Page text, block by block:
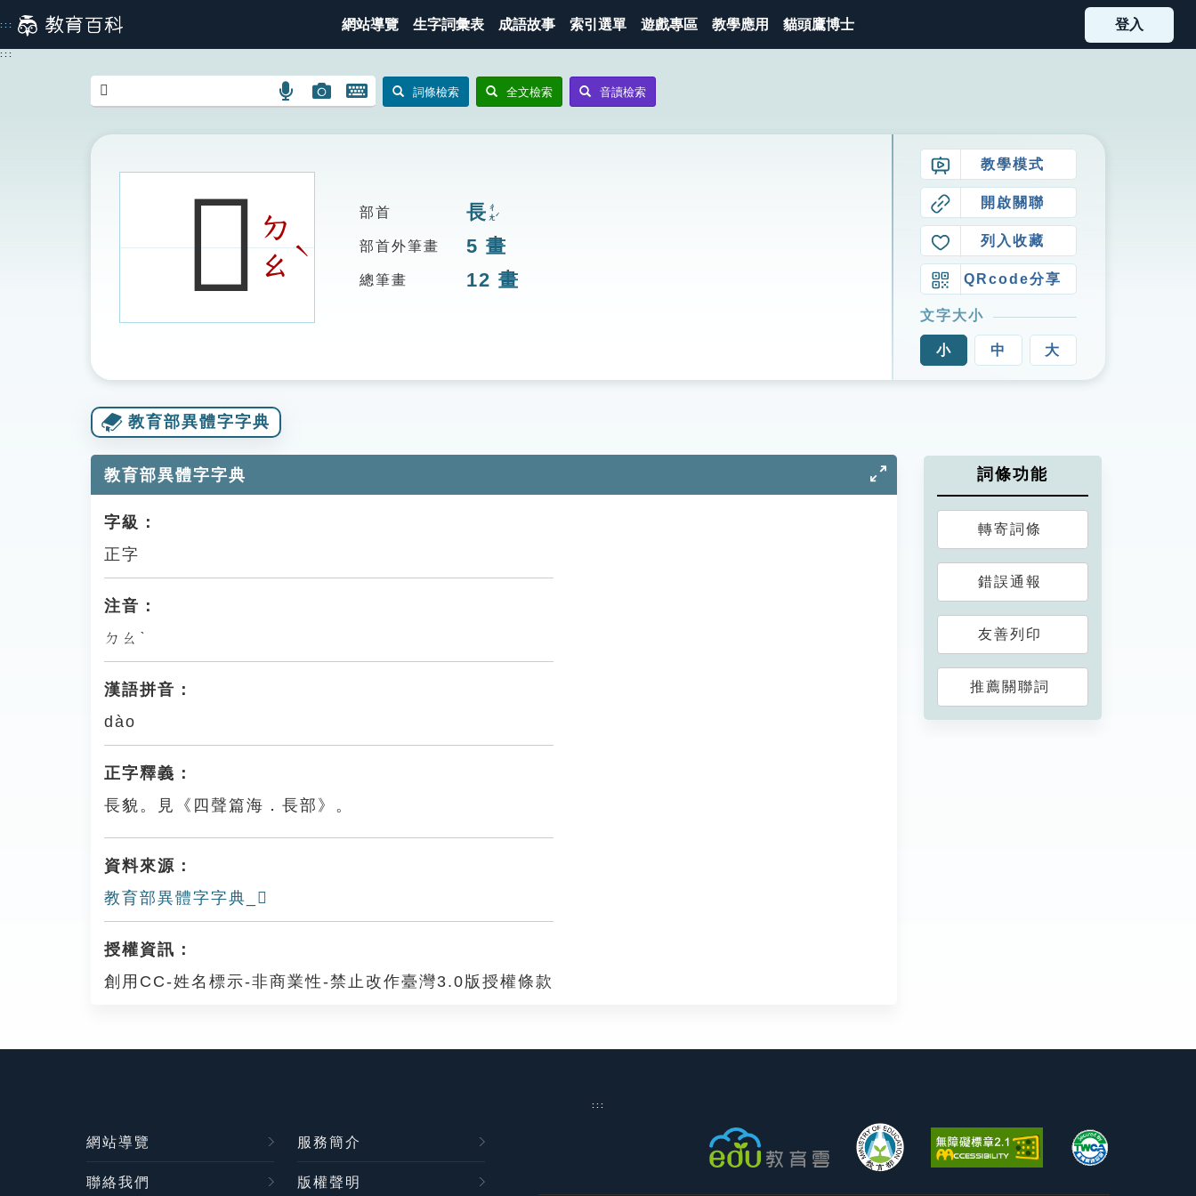
到
主
::: 網站導覽 生字詞彙表 成語故事 索引選單 遊戲專區 教學應用 貓頭鷹博士 登入
:::
語
搜
圖
圖
搜
開
鍵
詞條檢索 全文檢索 音讀檢索
𨱦ㄉ
ㄠ
ˋ
部首 長ㄔㄤˊ
部首外筆畫 5 畫
總筆畫 12 畫
教學模式
開啟關聯
列入收藏
QRcode分享
文字大小
小 中 大
教育部異體字字典
教育部異體字字典
字級：
正字
注音：
ㄉㄠˋ
漢語拼音：
dào
正字釋義：
長貌。見《四聲篇海．長部》。
資料來源：
教育部異體字字典_𨱦
授權資訊：
創用CC-姓名標示-非商業性-禁止改作臺灣3.0版授權條款
詞條功能
轉寄詞條
錯誤通報
友善列印
推薦關聯詞
:::
網站導覽 服務簡介
聯絡我們 版權聲明